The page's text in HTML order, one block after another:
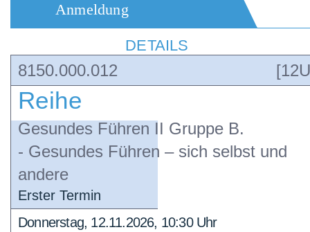
Anmeldung
DETAILS
8150.000.012
Reihe
Gesundes Führen II Gruppe B.
- Gesundes Führen – sich selbst und
andere
Erster Termin
Donnerstag, 12.11.2026, 10:30 Uhr